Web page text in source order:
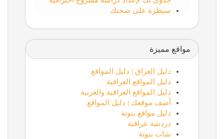
سيطرة على صحتك
مواقع مميزة
دليل العراق | دليل المواقع
دليل المواقع العراقية
دليل المواقع العراقية والعربية
أضف موقعك | دليل المواقع
دليل مواقع بنوتة
دردشة عراقية
شات بنوتة